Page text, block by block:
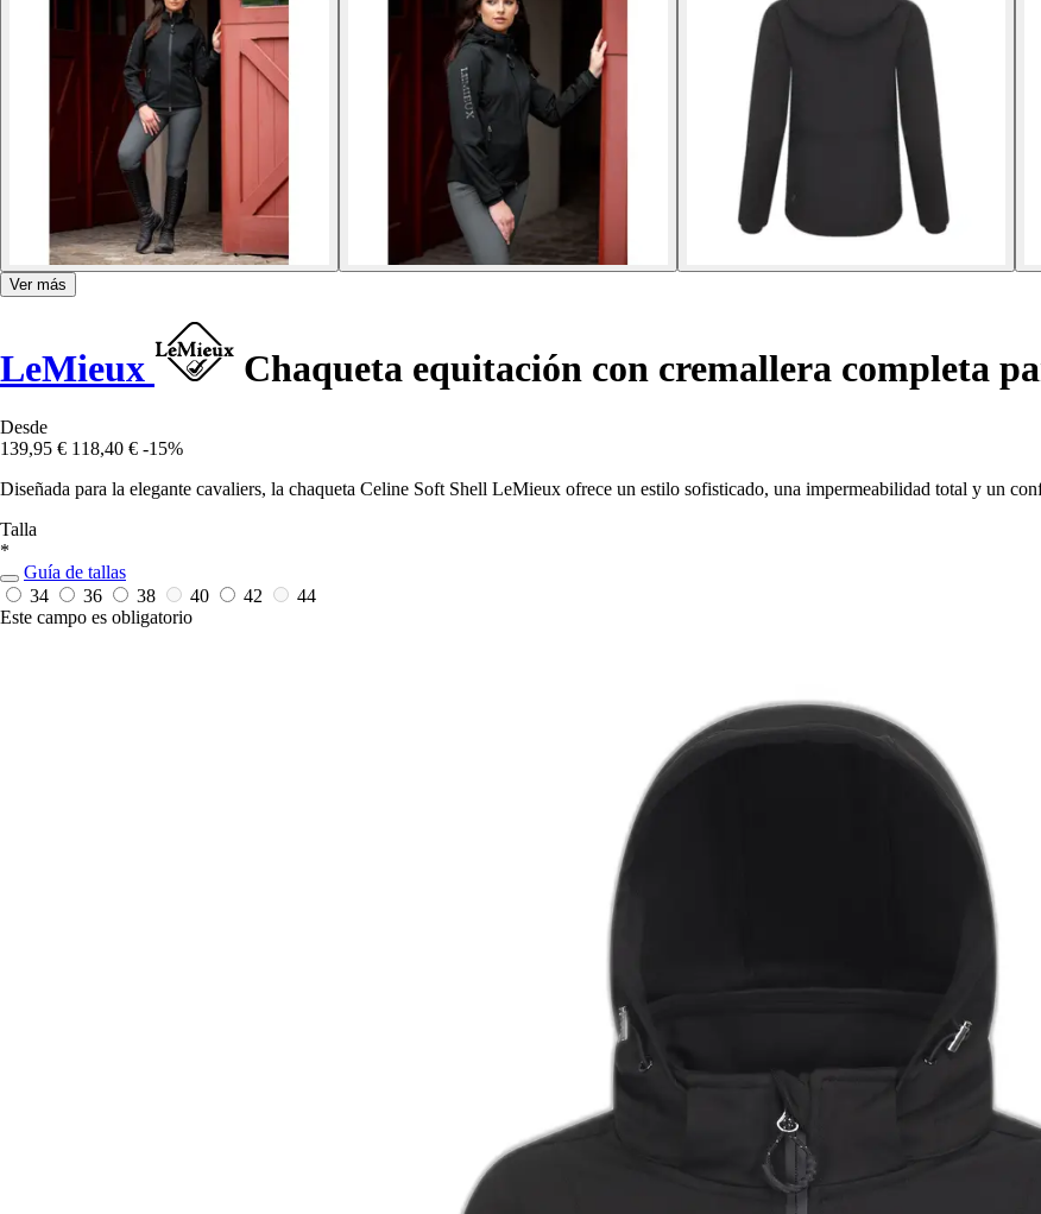
Ver más
LeMieux Chaqueta equitación con cremallera completa
Desde
139,95 € 118,40 € -15%
Diseñada para la elegante cavaliers, la chaqueta Celine Soft Shell LeMieux ofrece un estilo sofisticado, una impermeabilidad total y un
Talla
*
Guía de tallas
34
36 38 40 42
44
Este campo es obligatorio